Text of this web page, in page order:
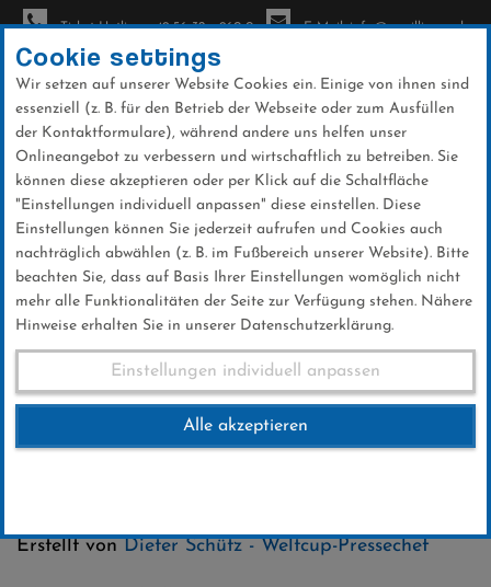
Direkt
zum
Inhalt
Ticket-Hotline: +49 56 32 - 960-0 E-Mail: info@sc-willingen.de
News
Stephan Leyhe beendet
Skispringer-Karriere
Erstellt vonDieter Schütz - Weltcup-Pressechef
Cookie settings
Wir setzen auf unserer Website Cookies ein. Einige von ihnen sind
essenziell (z. B. für den Betrieb der Webseite oder zum Ausfüllen
der Kontaktformulare), während andere uns helfen unser
Onlineangebot zu verbessern und wirtschaftlich zu betreiben. Sie
können diese akzeptieren oder per Klick auf die Schaltfläche
"Einstellungen individuell anpassen" diese einstellen. Diese
Einstellungen können Sie jederzeit aufrufen und Cookies auch
nachträglich abwählen (z. B. im Fußbereich unserer Website). Bitte
beachten Sie, dass auf Basis Ihrer Einstellungen womöglich nicht
mehr alle Funktionalitäten der Seite zur Verfügung stehen. Nähere
Hinweise erhalten Sie in unserer Datenschutzerklärung.
Einstellungen individuell anpassen
Alle akzeptieren